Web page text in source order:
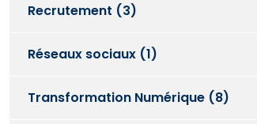
Recrutement (3)
Réseaux sociaux(1)
Transformation Numérique(8)